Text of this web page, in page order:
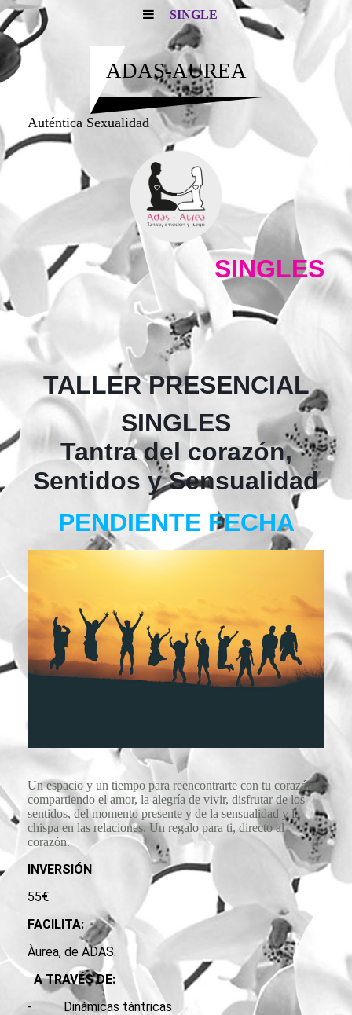
SINGLE
ADAS-AUREA
Auténtica Sexualidad
SINGLES
TALLER PRESENCIAL
SINGLES
Tantra del corazón,
Sentidos y Sensualidad
PENDIENTE FECHA
Un espacio y un tiempo para reencontrarte con tu corazón,
compartiendo el amor, la alegría de vivir, disfrutar de los
sentidos, del momento presente y de la sensualidad y la
chispa en las relaciones. Un regalo para ti, directo al
corazón.
INVERSIÓN
55€
FACILITA:
Àurea, de ADAS.
A TRAVÉS DE:
- Dinámicas tántricas